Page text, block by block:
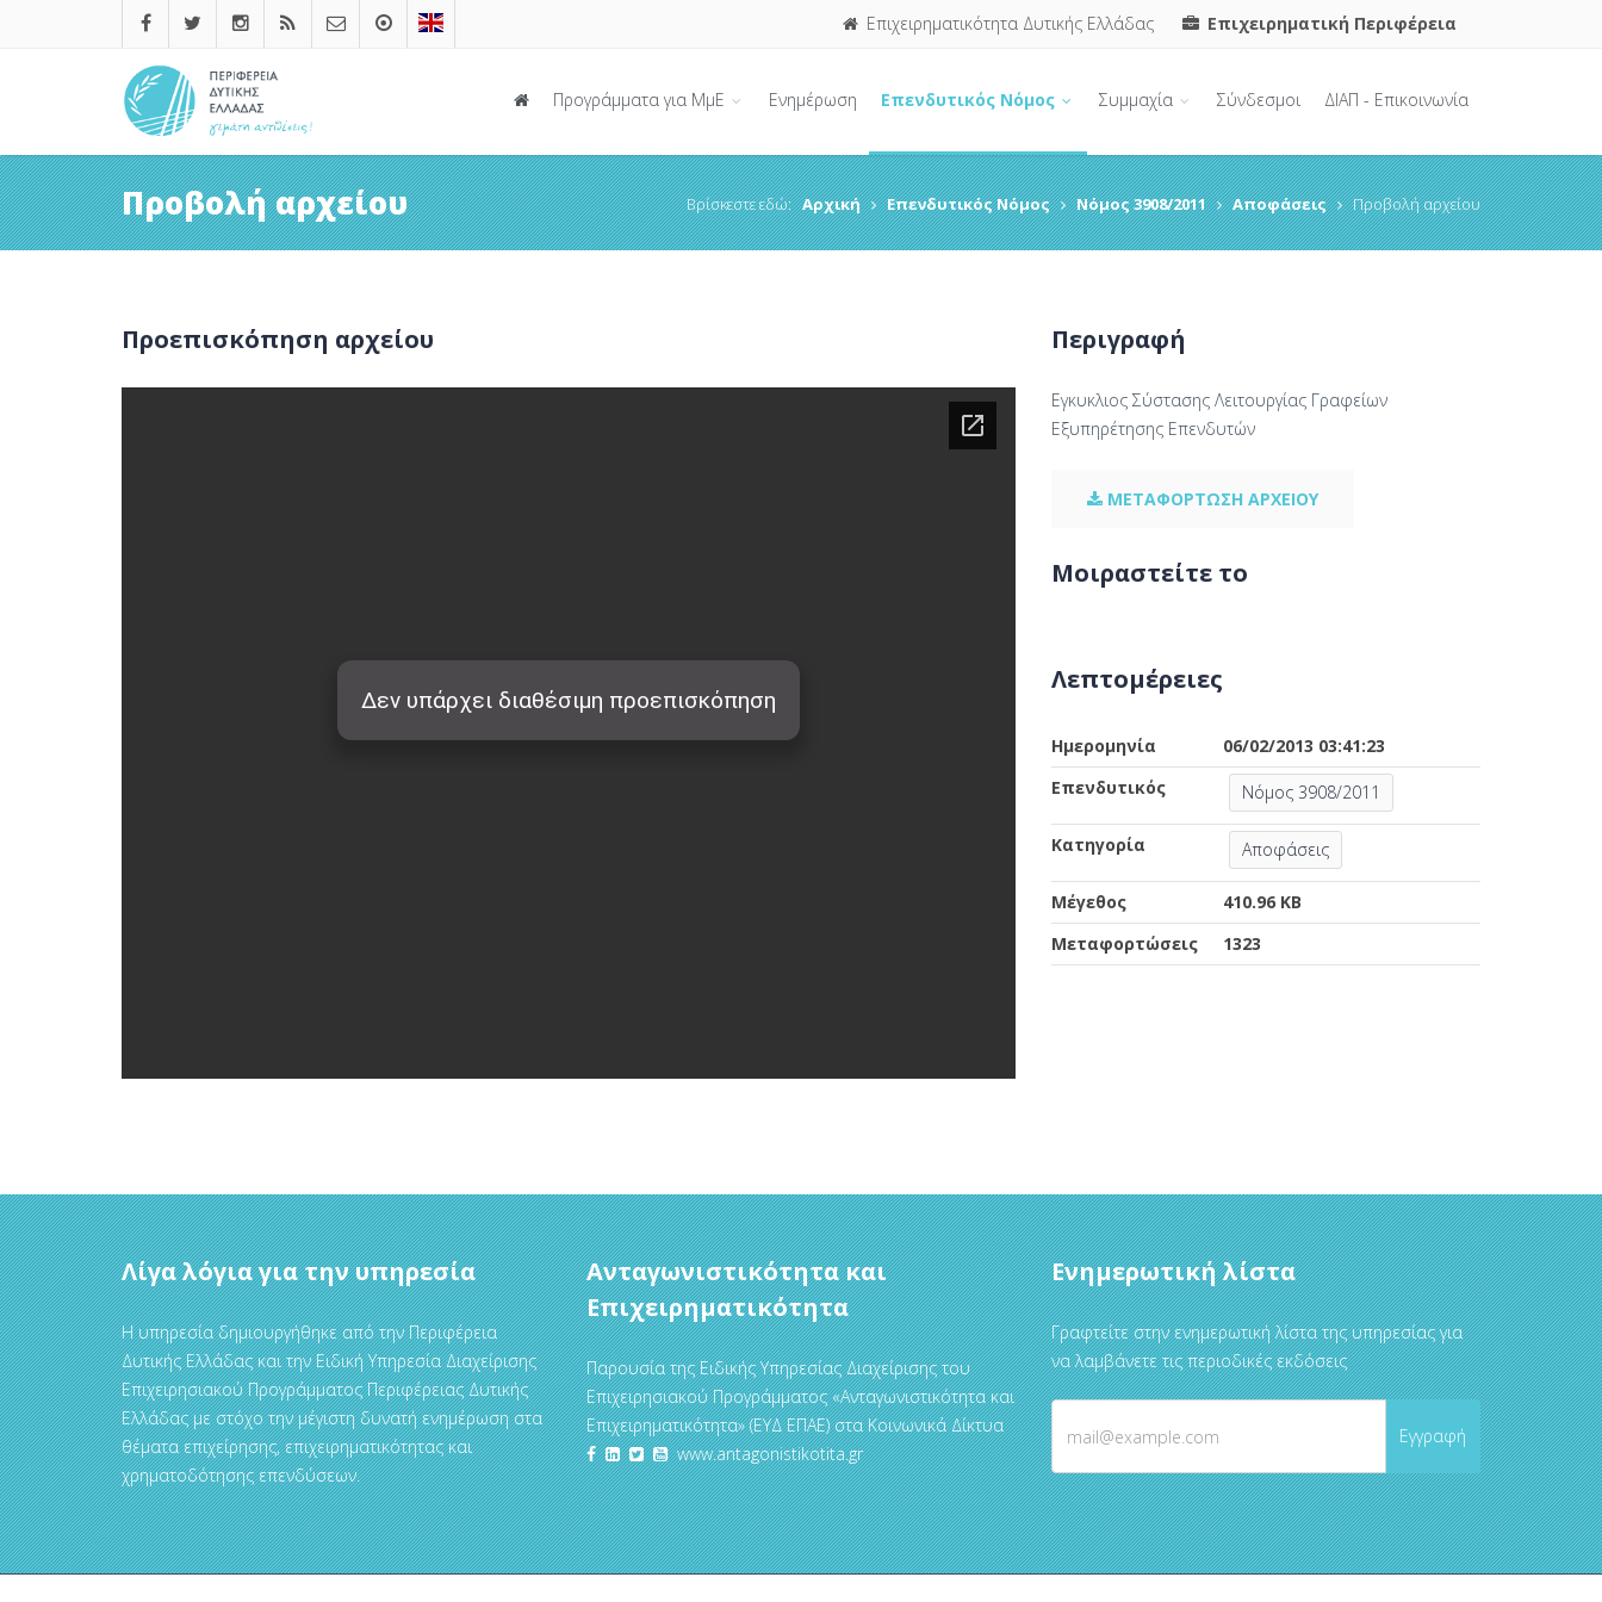
Επιχειρηματικότητα Δυτικής Ελλάδας Επιχειρηματική Περιφέρεια
Προγράμματα για ΜμΕ Ενημέρωση Επενδυτικός Νόμος Συμμαχία Σύνδεσμοι ΔΙΑΠ - Επικοινωνία
Προβολή αρχείου Βρίσκεστε εδώ: Αρχική Επενδυτικός Νόμος Νόμος 3908/2011 Αποφάσεις Προβολή αρχείου
Προεπισκόπηση αρχείου Περιγραφή
Εγκυκλιος Σύστασης Λειτουργίας Γραφείων
Εξυπηρέτησης Επενδυτών
ΜΕΤΑΦΟΡΤΩΣΗ ΑΡΧΕΙΟΥ
Μοιραστείτε το
Λεπτομέρειες
Ημερομηνία
06/02/2013 03:41:23
Επενδυτικός
Νόμος 3908/2011
Κατηγορία Αποφάσεις
Μέγεθος
410.96 KB
Μεταφορτώσεις
1323
Λίγα λόγια για την υπηρεσία
Η υπηρεσία δημιουργήθηκε από την Περιφέρεια
Δυτικής Ελλάδας και την Ειδική Υπηρεσία Διαχείρισης
Επιχειρησιακού Προγράμματος Περιφέρειας Δυτικής
Ελλάδας με στόχο την μέγιστη δυνατή ενημέρωση στα
θέματα επιχείρησης, επιχειρηματικότητας και
χρηματοδότησης επενδύσεων.
Ανταγωνιστικότητα και
Επιχειρηματικότητα
Παρουσία της Ειδικής Υπηρεσίας Διαχείρισης του
Επιχειρησιακού Προγράμματος «Ανταγωνιστικότητα και
Επιχειρηματικότητα» (ΕΥΔ ΕΠΑΕ) στα Κοινωνικά Δίκτυα
www.antagonistikotita.gr
Ενημερωτική λίστα
Γραφτείτε στην ενημερωτική λίστα της υπηρεσίας για
να λαμβάνετε τις περιοδικές εκδόσεις